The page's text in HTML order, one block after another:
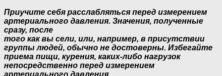
Приучите себя расслабляться перед измерением
артериального давления. Значения, полученные
сразу, после
того как вы сели, или, например, в присутствии
группы людей, обычно не достоверны. Избегайте
приема пищи, курения, каких-либо нагрузок
непосредственно перед измерением
артериального давления.